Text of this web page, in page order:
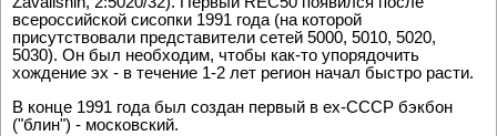
всероссийской сисопки 1991 года (на которой
присутствовали представители сетей 5000, 5010, 5020,
5030). Он был необходим, чтобы как-то упорядочить
хождение эх - в течение 1-2 лет регион начал быстро расти.
В конце 1991 года был создан первый в ex-СССР бэкбон
("блин") - московский.